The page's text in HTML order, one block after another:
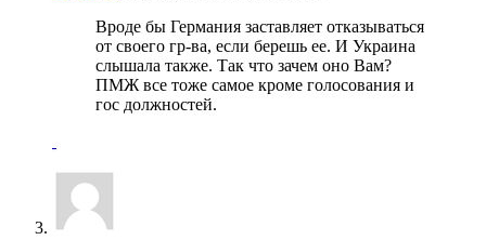
Вроде бы Германия заставляет отказываться
от своего гр-ва, если берешь ее. И Украина
слышала также. Так что зачем оно Вам?
ПМЖ все тоже самое кроме голосования и
гос должностей.